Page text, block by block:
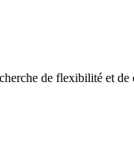
de flexibilité et